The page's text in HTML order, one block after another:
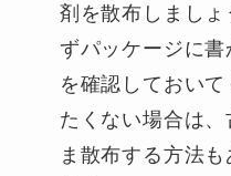
剤を散布しまし
ずパッケージに
を確認しておい
たくない場合は
ま散布する方法